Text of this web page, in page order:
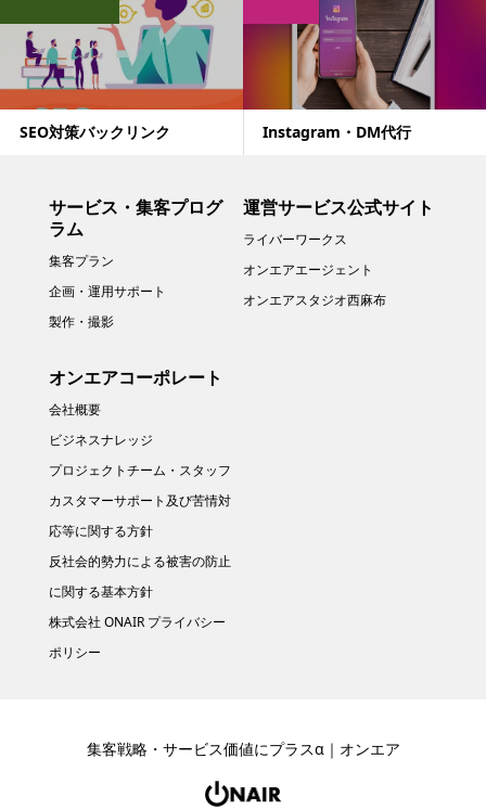
SEO対策バックリンク Instagram・DM代行
サービス・集客プログ
ラム
集客プラン
企画・運用サポート
製作・撮影
運営サービス公式サイト
ライバーワークス
オンエアエージェント
オンエアスタジオ西麻布
オンエアコーポレート
会社概要
ビジネスナレッジ
プロジェクトチーム・スタッフ
カスタマーサポート及び苦情対
応等に関する方針
反社会的勢力による被害の防止
に関する基本方針
株式会社 ONAIR プライバシー
ポリシー
集客戦略・サービス価値にプラスα｜オンエア